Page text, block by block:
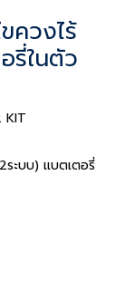
ควงไร้
รี่ในตัว
KIT
ระบบ) แบตเตอรี่